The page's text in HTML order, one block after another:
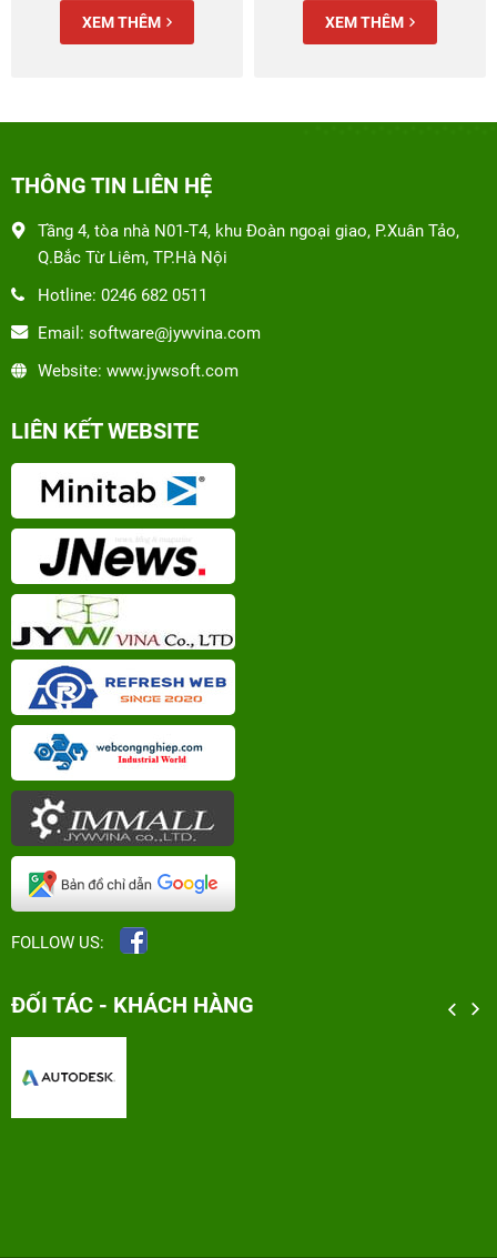
XEM THÊM XEM THÊM
THÔNG TIN LIÊN HỆ
Tầng 4, tòa nhà N01-T4, khu Đoàn ngoại giao, P.Xuân Tảo,
Q.Bắc Từ Liêm, TP.Hà Nội
Hotline: 0246 682 0511
Email: software@jywvina.com
Website: www.jywsoft.com
LIÊN KẾT WEBSITE
FOLLOW US:
ĐỐI TÁC - KHÁCH HÀNG